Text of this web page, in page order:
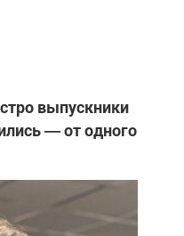
выпускники
— от одного